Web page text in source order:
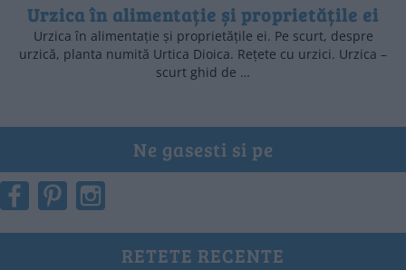
Urzica în alimentație și proprietățile ei
Urzica în alimentație și proprietățile ei. Pe scurt, despre
urzică, planta numită Urtica Dioica. Rețete cu urzici. Urzica –
scurt ghid de …
Ne gasesti si pe
RETETE RECENTE